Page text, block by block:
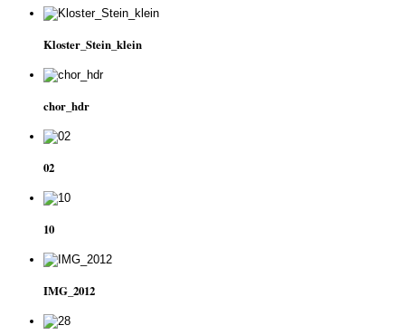
Kloster_Stein_klein
chor_hdr
02
10
IMG_2012